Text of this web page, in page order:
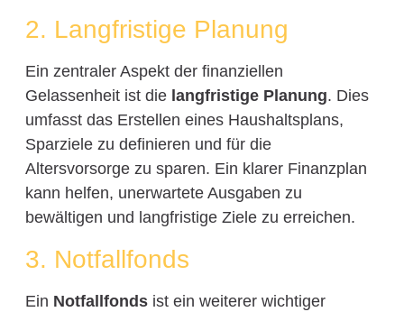
2. Langfristige Planung
Ein zentraler Aspekt der finanziellen
Gelassenheit ist die langfristige Planung. Dies
umfasst das Erstellen eines Haushaltsplans,
Sparziele zu definieren und für die
Altersvorsorge zu sparen. Ein klarer Finanzplan
kann helfen, unerwartete Ausgaben zu
bewältigen und langfristige Ziele zu erreichen.
3. Notfallfonds
Ein Notfallfondsist ein weiterer wichtiger